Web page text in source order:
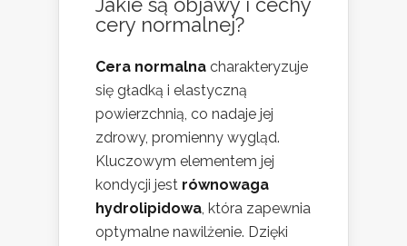
Jakie są objawy i cechy
cery normalnej?
Cera normalna charakteryzuje
się gładką i elastyczną
powierzchnią, co nadaje jej
zdrowy, promienny wygląd.
Kluczowym elementem jej
kondycji jest równowaga
hydrolipidowa, która zapewnia
optymalne nawilżenie. Dzięki